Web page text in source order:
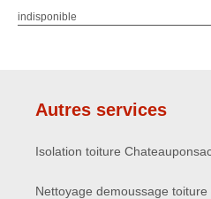
indisponible
Autres services
Isolation toiture
Nettoyage demoussage